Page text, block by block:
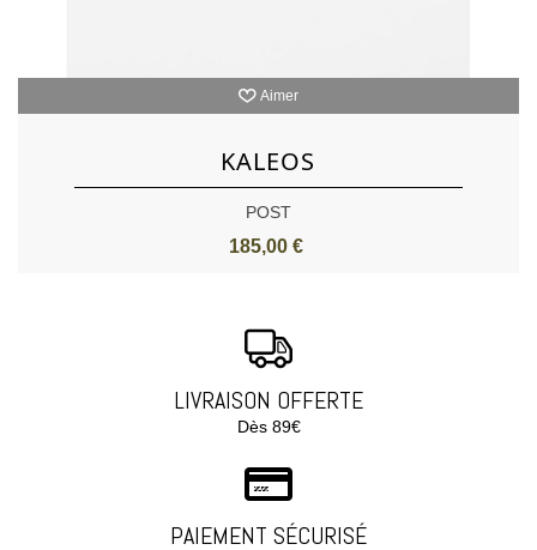
Aimer
KALEOS
POST
185,00 €
LIVRAISON OFFERTE
Dès 89€
PAIEMENT SÉCURISÉ